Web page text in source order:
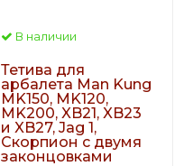
В наличии
Тетива для
арбалета Man Kung
MK150, MK120,
MK200, XB21, XB23
и XB27, Jag 1,
Скорпион с двумя
законцовками